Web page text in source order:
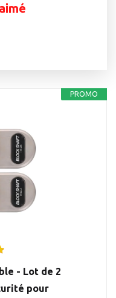
PROMO
- Lot de 2
pour